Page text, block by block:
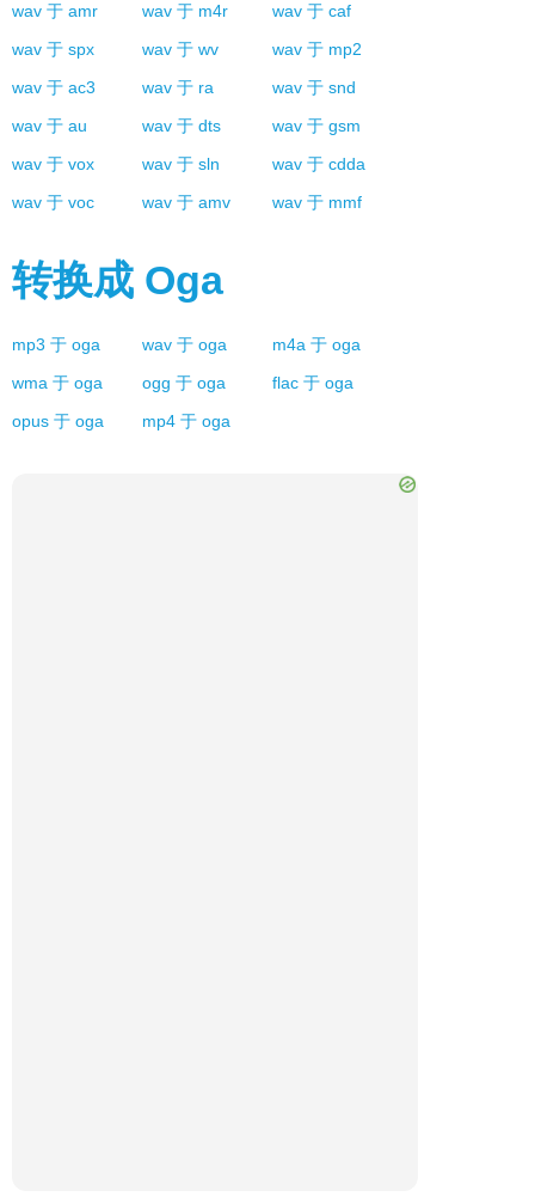
wav 于 amr wav 于 m4r wav 于 caf
wav 于 spx wav 于 wv wav 于 mp2
wav 于 ac3 wav 于 ra wav 于 snd
wav 于 au wav 于 dts wav 于 gsm
wav 于 vox wav 于 sln wav 于 cdda
wav 于 voc wav 于 amv wav 于 mmf
转换成 Oga
mp3 于 oga wav 于 oga m4a 于 oga
wma 于 oga ogg 于 oga flac 于 oga
opus 于 oga mp4 于 oga